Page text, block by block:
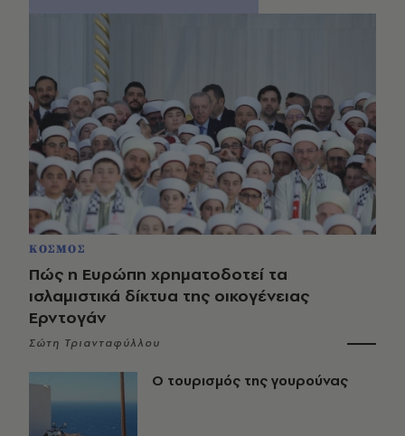
ΚΟΣΜΟΣ
Πώς η Ευρώπη χρηματοδοτεί τα
ισλαμιστικά δίκτυα της οικογένειας
Ερντογάν
Σώτη Τριανταφύλλου
Ο τουρισμός της γουρούνας